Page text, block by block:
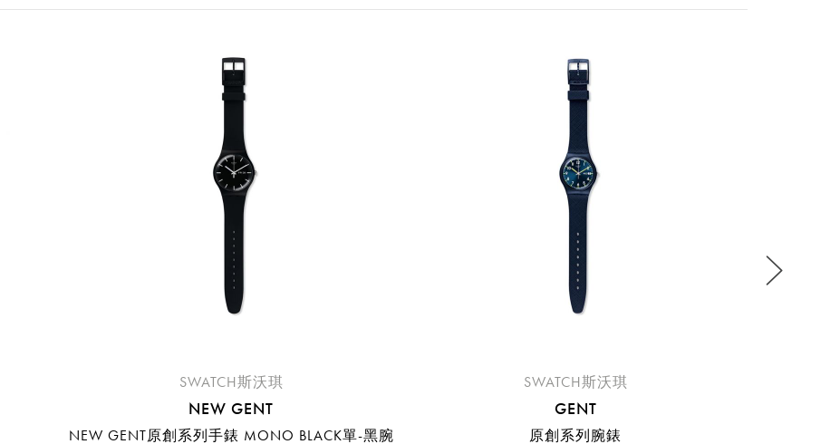
請選擇您的搭機地點
國際線出境旅客
不同機場的下單時間皆不相同，細節或訂購流程指引，請瀏覽
稍後決定
您必須登入才有辦法使用喜愛清單！
SWATCH斯沃琪
NEW GENT
NEW GENT原創系列手錶 MONO BLACK單-黑腕
SWATCH斯沃琪
GENT
原創系列腕錶